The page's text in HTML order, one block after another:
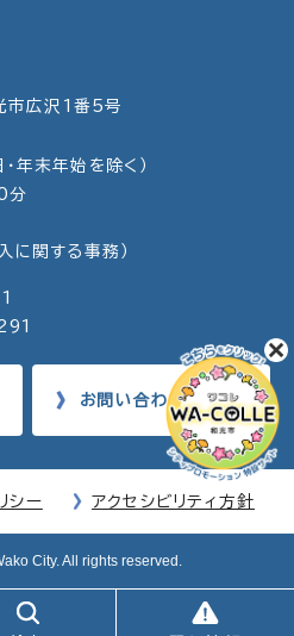
広沢1番5号
年末年始を除く）
分
関する事務）
お問い合わせ
シー アクセシビリティ方針
City. All rights reserved.